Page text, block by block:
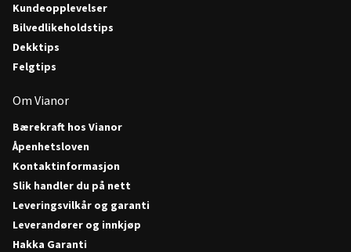
Kundeopplevelser
Bilvedlikeholdstips
Dekktips
Felgtips
Om Vianor
Bærekraft hos Vianor
Åpenhetsloven
Kontaktinformasjon
Slik handler du på nett
Leveringsvilkår og garanti
Leverandører og innkjøp
Hakka Garanti